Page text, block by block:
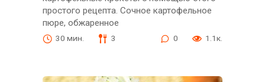
простого рецепта. Сочное картофельное
пюре, обжаренное
30 мин. 3 0 1.1к.